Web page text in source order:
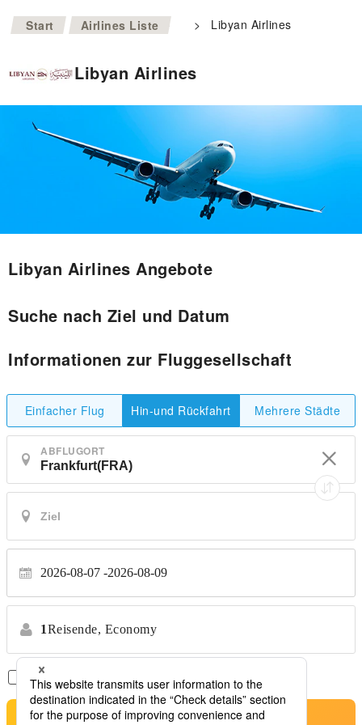
Start >
Airlines Liste > Libyan Airlines
Libyan Airlines
Libyan Airlines Angebote
Suche nach Ziel und Datum
Informationen zur Fluggesellschaft
Einfacher Flug Hin-und Rückfahrt Mehrere Städte
ABFLUGORT
2026-08-07 2026-08-09
1Reisende, Economy
Nur Direktflüge *Keine Transfers
Suche